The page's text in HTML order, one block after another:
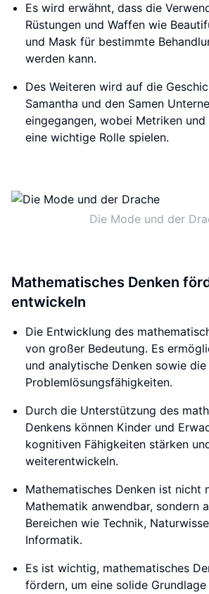
Es wird erwähnt, dass die
Rüstungen und Waffen wie
und Mask für bestimmte
werden kann.
Des Weiteren wird auf die
Samantha und den Samen
eingegangen, wobei Metriken und
eine wichtige Rolle spielen.
Die Mode und der
Mathematisches Denken
entwickeln
Die Entwicklung des
von großer Bedeutung. Es
und analytische Denken sowie die
Problemlösungsfähigkeiten.
Durch die Unterstützung des
Denkens können Kinder und
kognitiven Fähigkeiten stärken
weiterentwickeln.
Mathematisches Denken ist nicht
Mathematik anwendbar, sondern
Bereichen wie Technik,
Informatik.
Es ist wichtig, mathematisches
fördern, um eine solide